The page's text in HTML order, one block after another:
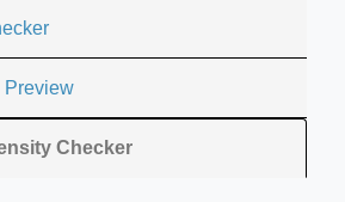
Preview
Checker